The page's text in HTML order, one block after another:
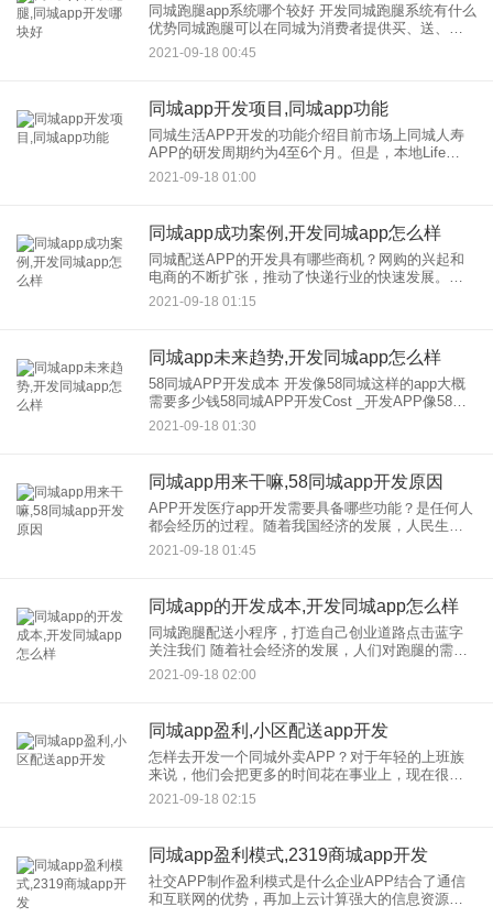
同城跑腿app系统哪个较好 开发同城跑腿系统有什么
优势同城跑腿可以在同城为消费者提供买、送、取
的服务你只需要选择一款跑腿系统软件，就会有专
业的跑腿员帮你做事。只要不违法不危险，跑腿的
2021-09-18 00:45
同城app开发项目,同城app功能
同城生活APP开发的功能介绍目前市场上同城人寿
APP的研发周期约为4至6个月。但是，本地Life
APP软件的研发时间会因外包研发不同、公司，研
发方法不同、功能不同而有所差异。目前企业大部
2021-09-18 01:00
同城app成功案例,开发同城app怎么样
同城配送APP的开发具有哪些商机？网购的兴起和
电商的不断扩张，推动了快递行业的快速发展。在
这种情况下，基于市场用户的需求，同城配送开发
APP应运而生。这样的APP软件可以帮助用户实现
2021-09-18 01:15
同城app未来趋势,开发同城app怎么样
58同城APP开发成本 开发像58同城这样的app大概
需要多少钱58同城APP开发Cost _开发APP像58同
城大概需要多少钱 同城，配送和app开发需要多少钱
同城，配送和app开
2021-09-18 01:30
同城app用来干嘛,58同城app开发原因
APP开发医疗app开发需要具备哪些功能？是任何人
都会经历的过程。随着我国经济的发展，人民生活
水平不断提高，人们对医疗机构专业服务的需求越
来越高。过去，传统的、低质量的医疗服务越来越
2021-09-18 01:45
同城app的开发成本,开发同城app怎么样
同城跑腿配送小程序，打造自己创业道路点击蓝字
关注我们 随着社会经济的发展，人们对跑腿的需求
增加了，同城的跑腿服务业也增加了很多。很多想
创业的人也盯上了这个项目，开始搭建自己的跑腿
2021-09-18 02:00
同城app盈利,小区配送app开发
怎样去开发一个同城外卖APP？对于年轻的上班族
来说，他们会把更多的时间花在事业上，现在很多
年轻人其实对这些方面并不是很热衷，甚至有人说
他们根本不喜欢做饭，所以在这种情况下，我们必
2021-09-18 02:15
同城app盈利模式,2319商城app开发
社交APP制作盈利模式是什么企业APP结合了通信
和互联网的优势，再加上云计算强大的信息资源，